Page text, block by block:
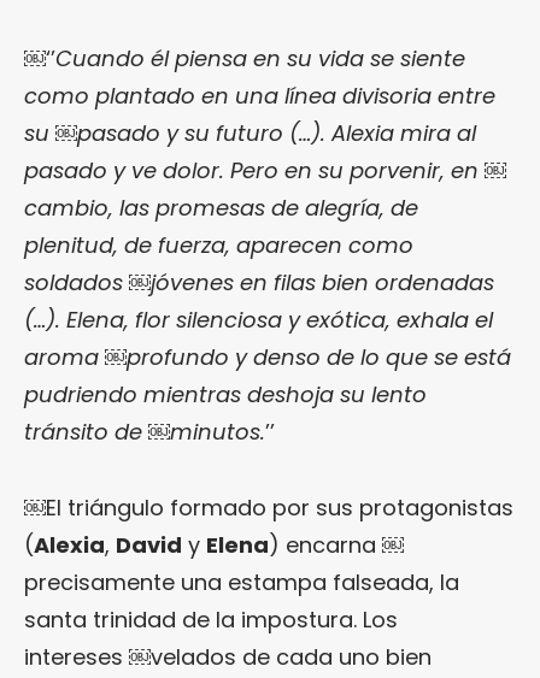
￼‘’Cuando él piensa en su vida se siente
como plantado en una línea divisoria entre
su ￼pasado y su futuro (…). Alexia mira al
pasado y ve dolor. Pero en su porvenir, en ￼
cambio, las promesas de alegría, de
plenitud, de fuerza, aparecen como
soldados ￼jóvenes en filas bien ordenadas
(…). Elena, flor silenciosa y exótica, exhala el
aroma ￼profundo y denso de lo que se está
pudriendo mientras deshoja su lento
tránsito de ￼minutos.’’
￼El triángulo formado por sus protagonistas
(Alexia, David y Elena) encarna ￼
precisamente una estampa falseada, la
santa trinidad de la impostura. Los
intereses ￼velados de cada uno bien